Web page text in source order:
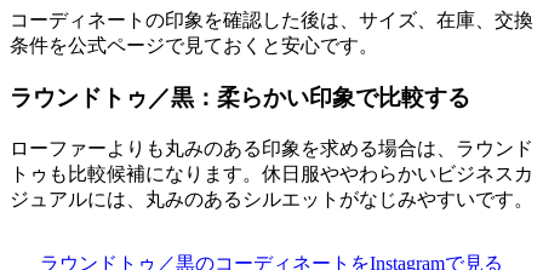
コーディネートの印象を確認した後は、サイズ、在庫、交換
条件を公式ページで見ておくと安心です。
ラウンドトゥ／黒：柔らかい印象で比較する
ローファーよりも丸みのある印象を求める場合は、ラウンド
トゥも比較候補になります。休日服ややわらかいビジネスカ
ジュアルには、丸みのあるシルエットがなじみやすいです。
ラウンドトゥ／黒のコーディネートをInstagramで見る